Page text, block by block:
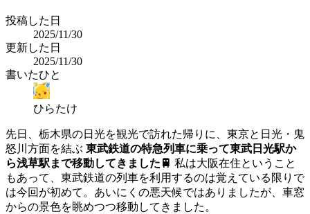
投稿した日
2025/11/30
更新した日
2025/11/30
書いたひと
ひらたけ
先日、栃木県の日光を観光で訪れた帰りに、東京と日光・鬼
怒川方面を結ぶ 東武鉄道の特急列車に乗って東武日光駅か
ら浅草駅まで移動してきました🚆 私は大阪在住ということ
もあって、東武鉄道の列車を利用するのは覚えている限りで
は今回が初めて。あいにくの悪天候ではありましたが、車窓
からの景色を眺めつつ移動してきました。